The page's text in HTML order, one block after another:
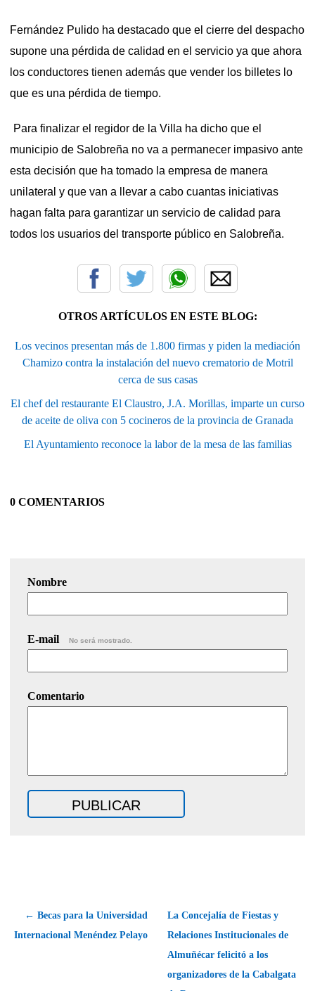
Fernández Pulido ha destacado que el cierre del despacho
supone una pérdida de calidad en el servicio ya que ahora
los conductores tienen además que vender los billetes lo
que es una pérdida de tiempo.
Para finalizar el regidor de la Villa ha dicho que el
municipio de Salobreña no va a permanecer impasivo ante
esta decisión que ha tomado la empresa de manera
unilateral y que van a llevar a cabo cuantas iniciativas
hagan falta para garantizar un servicio de calidad para
todos los usuarios del transporte público en Salobreña.
OTROS ARTÍCULOS EN ESTE BLOG:
Los vecinos presentan más de 1.800 firmas y piden la mediación
Chamizo contra la instalación del nuevo crematorio de Motril
cerca de sus casas
El chef del restaurante El Claustro, J.A. Morillas, imparte un curso
de aceite de oliva con 5 cocineros de la provincia de Granada
El Ayuntamiento reconoce la labor de la mesa de las familias
0 COMENTARIOS
Nombre
E-mail No será mostrado.
Comentario
← Becas para la Universidad
Internacional Menéndez Pelayo
La Concejalía de Fiestas y
Relaciones Institucionales de
Almuñécar felicitó a los
organizadores de la Cabalgata